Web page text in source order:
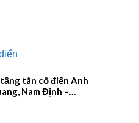
tân cổ điển Anh
Nam Định –